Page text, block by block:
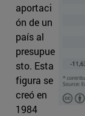
aportaci
ón de un
país al
presupue
sto. Esta
figura se
creó en
1984